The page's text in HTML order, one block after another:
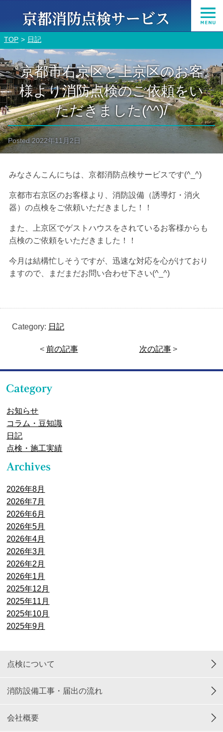
TOP 日記
京都市右京区と上京区のお客
様より消防点検のご依頼をい
ただきました(^^)/
Posted2022年11月2日
みなさんこんにちは、京都消防点検サービスです(^_^)
京都市右京区のお客様より、消防設備（誘導灯・消火
器）の点検をご依頼いただきました！！
また、上京区でゲストハウスをされているお客様からも
点検のご依頼をいただきました！！
今月は結構忙しそうですが、迅速な対応を心がけており
ますので、まだまだお問い合わせ下さい(^_^)
Category: 日記
< 前の記事 次の記事 >
お知らせ
コラム・豆知識
日記
点検・施工実績
2026年8月
2026年7月
2026年6月
2026年5月
2026年4月
2026年3月
2026年2月
2026年1月
2025年12月
2025年11月
2025年10月
2025年9月
点検について
消防設備工事・届出の流れ
会社概要